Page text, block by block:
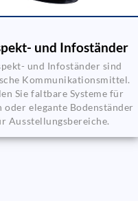
und Infoständer
und Infoständer sind
Kommunikationsmittel.
Sie faltbare Systeme für
oder elegante Bodenständer
Ausstellungsbereiche.